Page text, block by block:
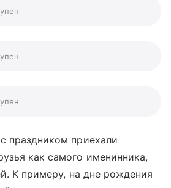
праздником приехали
как самого именинника,
К примеру, на дне рождения